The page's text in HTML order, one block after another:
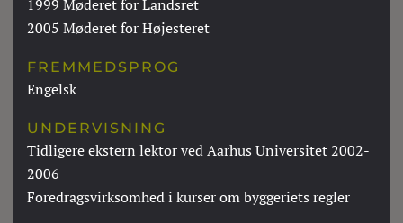
1999 Møderet for Landsret
2005 Møderet for Højesteret
FREMMEDSPROG
Engelsk
UNDERVISNING
Tidligere ekstern lektor ved Aarhus Universitet 2002-
2006
Foredragsvirksomhed i kurser om byggeriets regler